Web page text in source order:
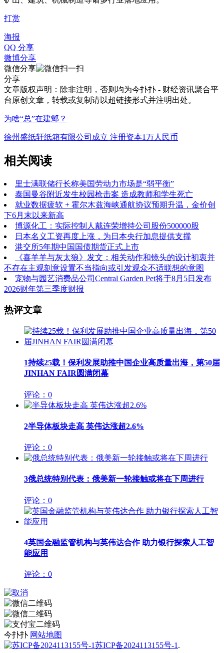
打赏
海报
QQ 分享
微博分享
微信分享
分享
文章版权声明：除非注明，否则均为今扑扑 - 财经资讯聚合平
台 原创文章，转载或复制请以超链接形式并注明出处。
为啥“总”在建邺？
徐州盛纸轩纸箱有限公司成立 注册资本1万人民币
相关阅读
里士满联储行长称美国劳动力市场是“弱平衡”
泰国曼谷附近发生校园枪击案 造成教师和学生死亡
就业数据疲软 + 霍尔木兹海峡通航协议预期升温，金价创
下6月末以来新高
博源化工：实际控制人戴连荣增持公司股份500000股
日本名义工资再度上涨，为日本央行加息提供支撑
港交所5年期中国国债期货正式上市
《喜羊羊与灰太狼》发文：相关动作和镜头的设计初衷并
不存在主观刻意设置不当指向或引发观众不适联想的意图
宠物与园艺消费品公司Central Garden Pet将于8月5日发布
2026财年第三季度财报
热评文章
1持续25载！保利发展助推中国企业高质量出海，第50届
JINHAN FAIR圆满闭幕
评论：0
2半导体板块走高 英伟达涨超2.6%
评论：0
3俄总统特别代表：俄美新一轮接触或将在下周进行
评论：0
4英国金融监管机构与英伟达合作 助力银行探索人工智
能应用
评论：0
今扑扑 网站地图
苏ICP备2024113155号-1 .